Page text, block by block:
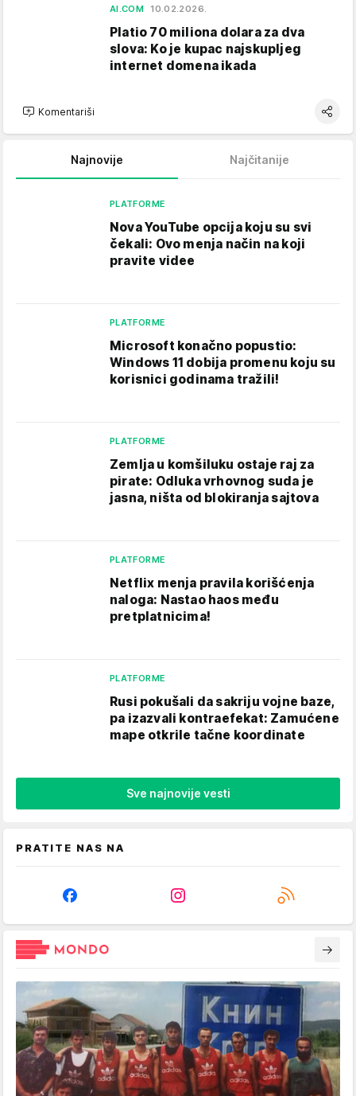
AI.COM 10.02.2026.
Platio 70 miliona dolara za dva
slova: Ko je kupac najskupljeg
internet domena ikada
Komentariši
Najnovije Najčitanije
PLATFORME
Nova YouTube opcija koju su svi
čekali: Ovo menja način na koji
pravite videe
PLATFORME
Microsoft konačno popustio:
Windows 11 dobija promenu koju su
korisnici godinama tražili!
PLATFORME
Zemlja u komšiluku ostaje raj za
pirate: Odluka vrhovnog suda je
jasna, ništa od blokiranja sajtova
PLATFORME
Netflix menja pravila korišćenja
naloga: Nastao haos među
pretplatnicima!
PLATFORME
Rusi pokušali da sakriju vojne baze,
pa izazvali kontraefekat: Zamućene
mape otkrile tačne koordinate
Sve najnovije vesti
PRATITE NAS NA